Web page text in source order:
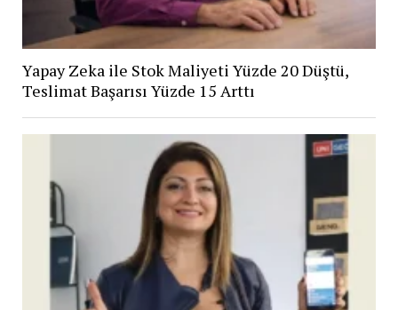
Yapay Zeka ile Stok Maliyeti Yüzde 20 Düştü,
Teslimat Başarısı Yüzde 15 Arttı